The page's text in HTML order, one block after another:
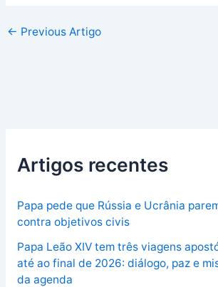
← Previous Artigo
Artigos recentes
Papa pede que Rússia e Ucrânia
contra objetivos civis
Papa Leão XIV tem três viagens
até ao final de 2026: diálogo, paz e
da agenda